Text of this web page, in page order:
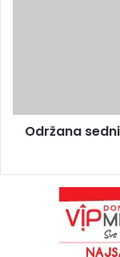
Održana